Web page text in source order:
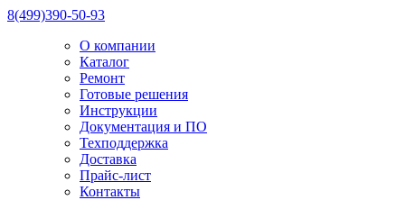
8(499)390-50-93
О компании
Каталог
Ремонт
Готовые решения
Инструкции
Документация и ПО
Техподдержка
Доставка
Прайс-лист
Контакты